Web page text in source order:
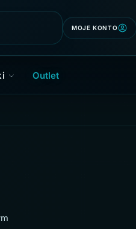
Szukaj
MOJE KONTO
Outlet